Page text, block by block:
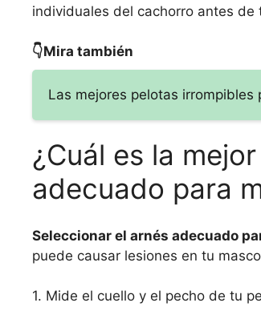
individuales del cachorro antes de
👇Mira también
Las mejores pelotas
¿Cuál es la
adecuado para
Seleccionar el arnés adecuado
puede causar lesiones en tu
1. Mide el cuello y el pecho de tu